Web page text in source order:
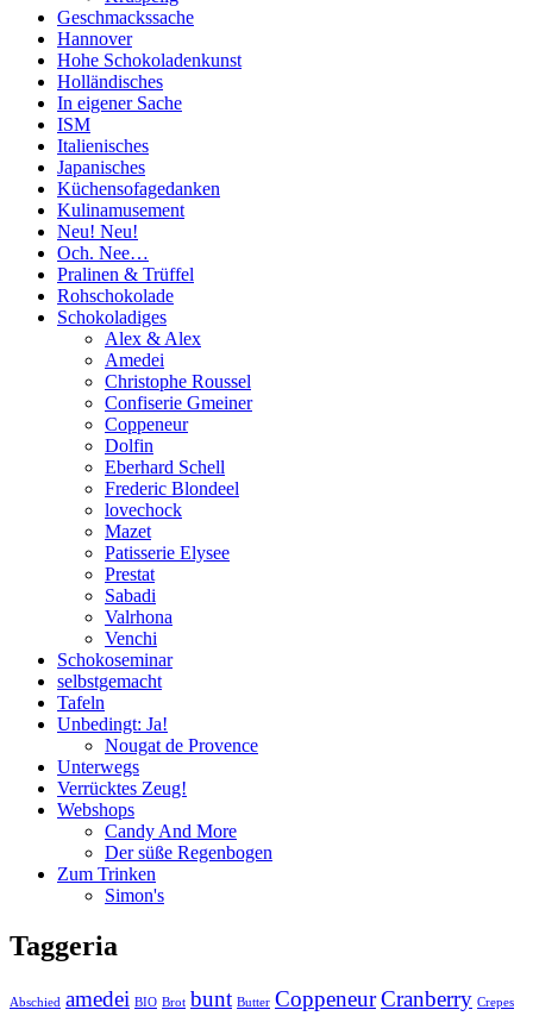
Geschmackssache
Hannover
Hohe Schokoladenkunst
Holländisches
In eigener Sache
ISM
Italienisches
Japanisches
Küchensofagedanken
Kulinamusement
Neu! Neu!
Och. Nee…
Pralinen & Trüffel
Rohschokolade
Schokoladiges
Alex & Alex
Amedei
Christophe Roussel
Confiserie Gmeiner
Coppeneur
Dolfin
Eberhard Schell
Frederic Blondeel
lovechock
Mazet
Patisserie Elysee
Prestat
Sabadi
Valrhona
Venchi
Schokoseminar
selbstgemacht
Tafeln
Unbedingt: Ja!
Nougat de Provence
Unterwegs
Verrücktes Zeug!
Webshops
Candy And More
Der süße Regenbogen
Zum Trinken
Simon's
Taggeria
Abschied amedei BIO Brot bunt Butter CoppeneurCranberry Crepes